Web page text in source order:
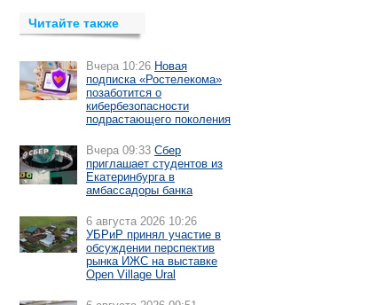
Читайте также
Вчера 10:26 Новая
подписка «Ростелекома»
позаботится о
кибербезопасности
подрастающего поколения
Вчера 09:33 Сбер
приглашает студентов из
Екатеринбурга в
амбассадоры банка
6 августа 2026 10:26
УБРиР принял участие в
обсуждении перспектив
рынка ИЖС на выставке
Open Village Ural